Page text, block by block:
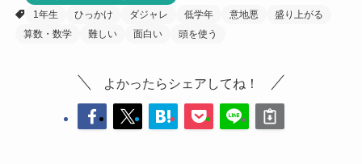
1年生
ひっかけ ダジャレ 低学年 意地悪
盛り上がる
算数・数学
難しい 面白い 頭を使う
よかったらシェアしてね！